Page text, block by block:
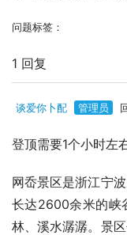
问题标签：
1 回复
谈爱你卜配 管理员
登顶需要1个小时左右
网岙景区是浙江宁
长达2600余米的峡
林、溪水潺潺。景